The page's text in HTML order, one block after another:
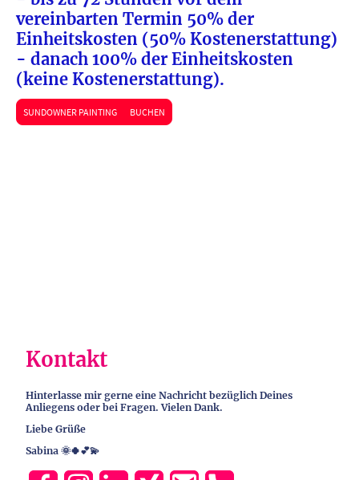
vereinbarten Termin 50% der
Einheitskosten (50% Kostenerstattung)
- danach 100% der Einheitskosten
(keine Kostenerstattung).
SUNDOWNER PAINTING BUCHEN
Kontakt
Hinterlasse mir gerne eine Nachricht bezüglich Deines
Anliegens oder bei Fragen. Vielen Dank.
Liebe Grüße
Sabina 🌞🍀💕💫